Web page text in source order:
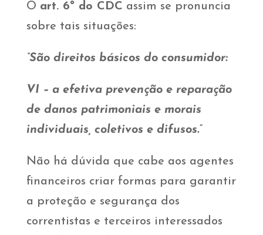
O art. 6º do CDC assim se pronuncia
sobre tais situações:
“São direitos básicos do consumidor:
VI – a efetiva prevenção e reparação
de danos patrimoniais e morais
individuais, coletivos e difusos.”
Não há dúvida que cabe aos agentes
financeiros criar formas para garantir
a proteção e segurança dos
correntistas e terceiros interessados